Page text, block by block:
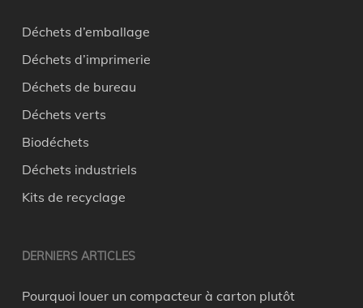
Déchets d’emballage
Déchets d’imprimerie
Déchets de bureau
Déchets verts
Biodéchets
Déchets industriels
Kits de recyclage
DERNIERS ARTICLES
Pourquoi louer un compacteur à carton plutôt